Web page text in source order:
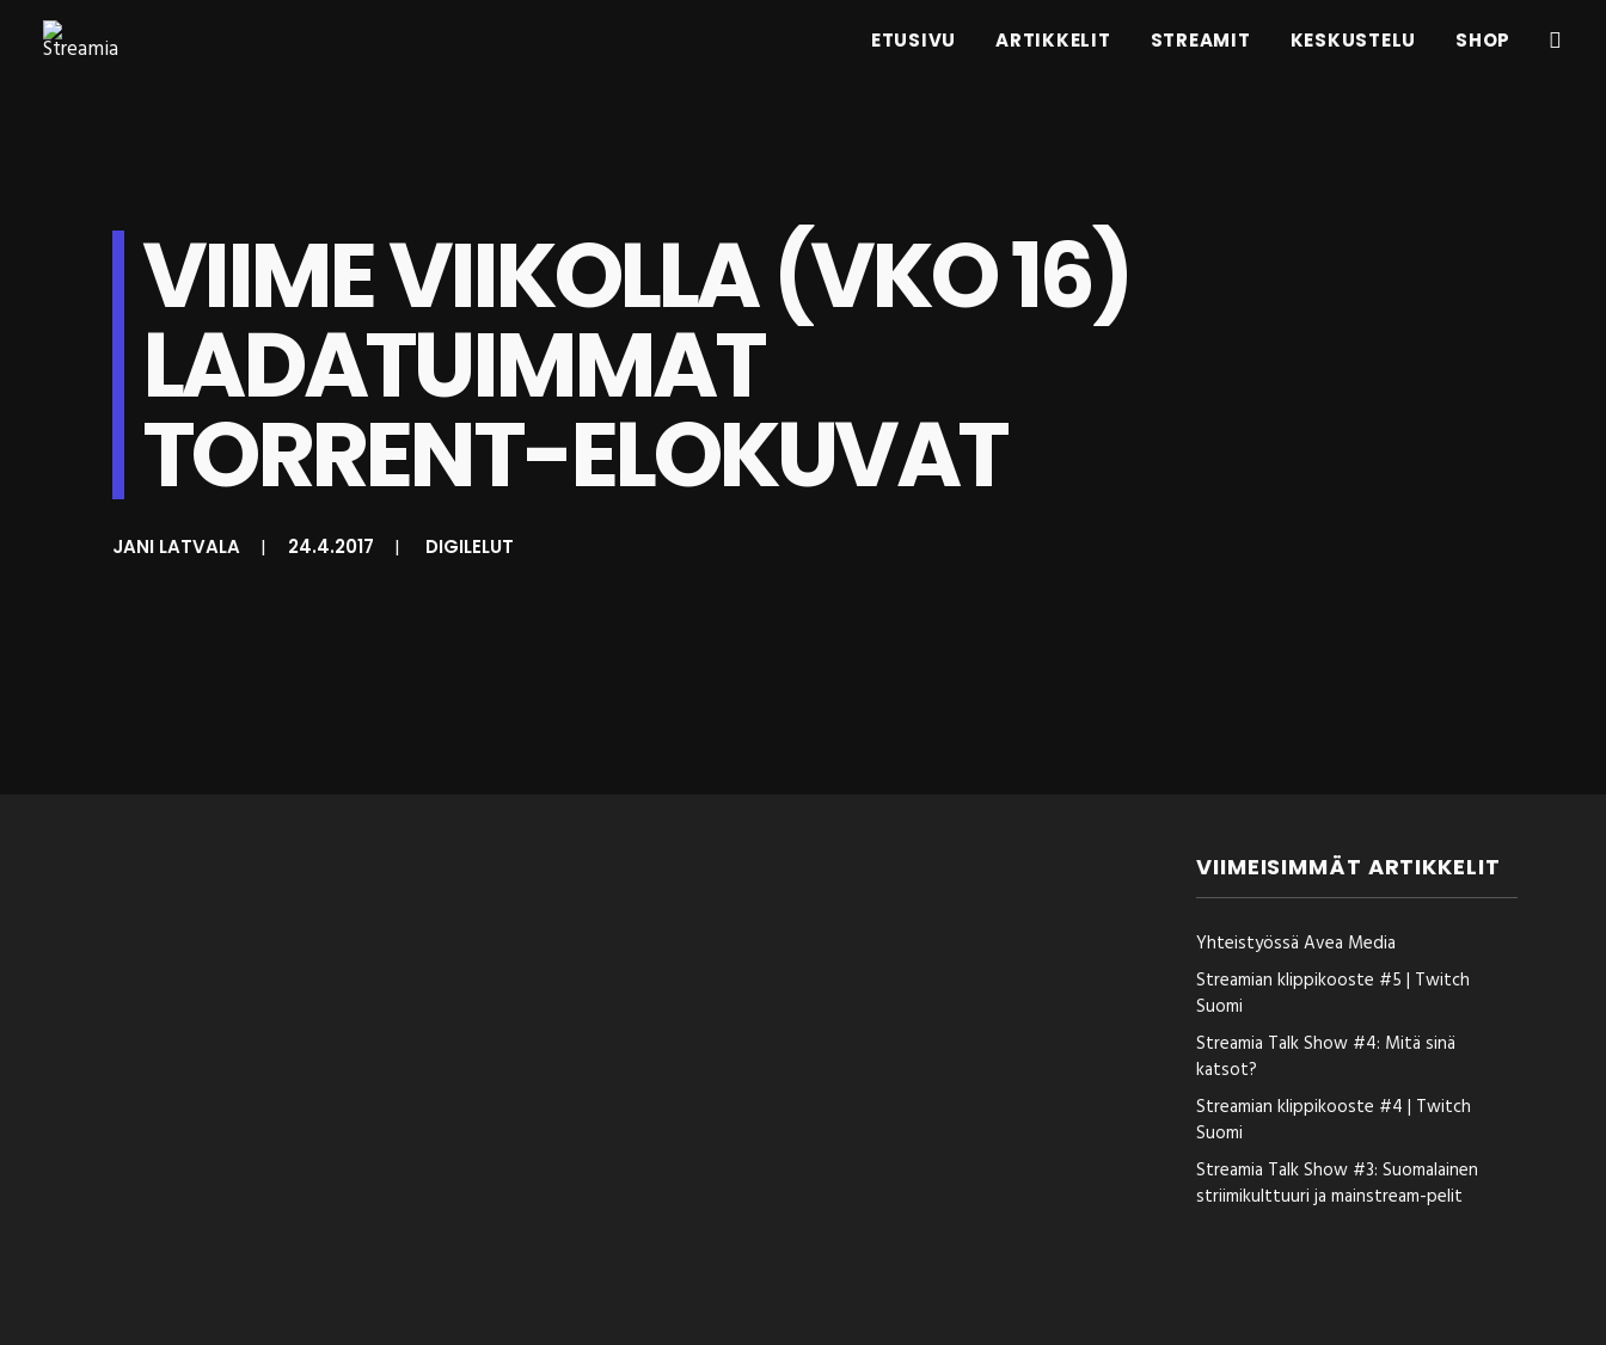
ETUSIVU ARTIKKELIT STREAMIT KESKUSTELU SHOP
VIIME VIIKOLLA (VKO 16)
LADATUIMMAT
TORRENT-ELOKUVAT
JANI LATVALA | 24.4.2017 | DIGILELUT
VIIMEISIMMÄT ARTIKKELIT
Yhteistyössä Avea Media
Streamian klippikooste #5 | Twitch
Suomi
Streamia Talk Show #4: Mitä sinä
katsot?
Streamian klippikooste #4 | Twitch
Suomi
Streamia Talk Show #3: Suomalainen
striimikulttuuri ja mainstream-pelit